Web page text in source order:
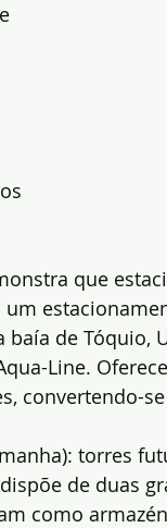
que
um
de Tóquio,
Line.
convertendo-
torres
de duas
como